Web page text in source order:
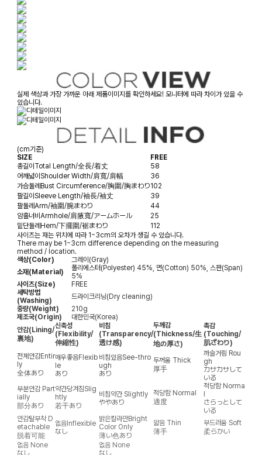
실제 색상과 가장 가까운 아래 제품이미지를 확인하세요! 모니터에 따라 차이가 있을 수
있습니다.
(cm기준)
SIZE
FREE
총길이Total Length/全長/着丈
58
어깨넓이Shoulder Width/肩寬/肩幅
36
가슴둘레Bust Circumference/胸圍/胸まわり102
팔길이Sleeve Length/袖長/袖丈
39
팔둘레Arm/袖圍/腕まわり
44
암홀너비Armhole/肩腋寬/アームホール
25
밑단둘레Hem/下擺圍/裾まわり
112
사이즈는 재는 위치에 따라 1~3cm의 오차가 생길 수 있습니다.
There may be 1~3cm difference depending on the measuring
method / location.
색상(Color)
그레이(Gray)
소재(Material)
폴리에스터(Polyester) 45%, 면(Cotton) 50%, 스판(Span)
5%
사이즈(Size)
FREE
세탁방법
(Washing)
드라이크리닝(Dry cleaning)
중량(Weight)
210g
제조국(Origin)
대한민국(Korea)
안감(Lining/
裏地)
신축성
(Flexibility/
伸縮性)
비침
(Transparency/
透け感)
두께감
(Thickness/生
地の厚さ)
촉감
(Touching/
肌ざわり)
전체안감Entir
ly
全体あり
매우좋음Flexib
le
あり
비침있음See-thro
ugh
あり
두꺼움 Thick
厚手
까슬거림 Rou
gh
カサカサして
いる
부분안감 Part
ially
部分あり
약간당겨짐Slig
htly
若干あり
비침약간 Slightly
ややあり
적당함 Normal
適度
적당함 Norma
l
さらっとして
いる
안감탈부착 D
etachable
脱着可能
없음Inflexible
なし
밝은칼라만Bright
Color Only
薄い色あり
얇음 Thin
薄手
부드러움 Soft
柔らかい
없음 None
なし
없음 None
なし